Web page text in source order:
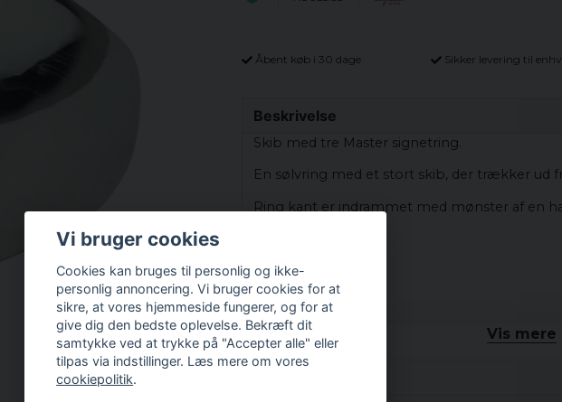
Åbent køb i 30 dage Sikker levering til
Beskrivelse
Skib med tre Master signetring.
En sølvring med et stort skib, der trækker ud
Ring kant er indrammet med mønster af en
Materialer:
925 Sterling Sølv
Vis mere
Vi bruger cookies
Cookies kan bruges til personlig og ikke-
personlig annoncering. Vi bruger cookies for at
sikre, at vores hjemmeside fungerer, og for at
give dig den bedste oplevelse. Bekræft dit
samtykke ved at trykke på "Accepter alle" eller
tilpas via indstillinger. Læs mere om vores
cookiepolitik.